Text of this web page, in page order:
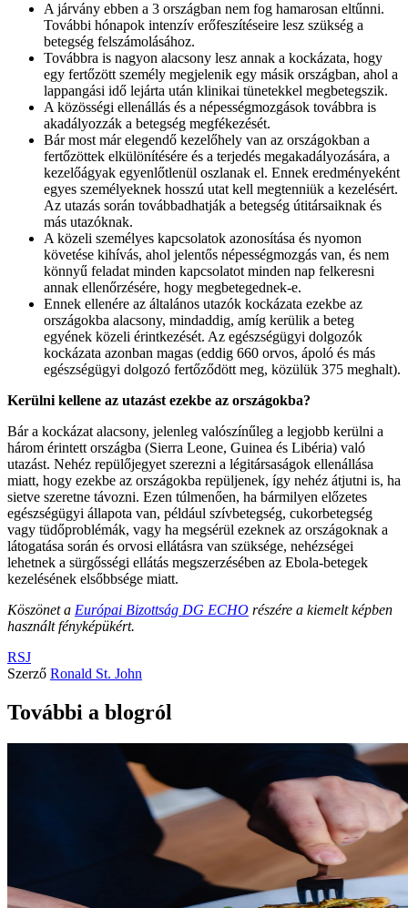
A járvány ebben a 3 országban nem fog hamarosan eltűnni.
További hónapok intenzív erőfeszítéseire lesz szükség a
betegség felszámolásához.
Továbbra is nagyon alacsony lesz annak a kockázata, hogy
egy fertőzött személy megjelenik egy másik országban, ahol a
lappangási idő lejárta után klinikai tünetekkel megbetegszik.
A közösségi ellenállás és a népességmozgások továbbra is
akadályozzák a betegség megfékezését.
Bár most már elegendő kezelőhely van az országokban a
fertőzöttek elkülönítésére és a terjedés megakadályozására, a
kezelőágyak egyenlőtlenül oszlanak el. Ennek eredményeként
egyes személyeknek hosszú utat kell megtenniük a kezelésért.
Az utazás során továbbadhatják a betegség útitársaiknak és
más utazóknak.
A közeli személyes kapcsolatok azonosítása és nyomon
követése kihívás, ahol jelentős népességmozgás van, és nem
könnyű feladat minden kapcsolatot minden nap felkeresni
annak ellenőrzésére, hogy megbetegednek-e.
Ennek ellenére az általános utazók kockázata ezekbe az
országokba alacsony, mindaddig, amíg kerülik a beteg
egyének közeli érintkezését. Az egészségügyi dolgozók
kockázata azonban magas (eddig 660 orvos, ápoló és más
egészségügyi dolgozó fertőződött meg, közülük 375 meghalt).
Kerülni kellene az utazást ezekbe az országokba?
Bár a kockázat alacsony, jelenleg valószínűleg a legjobb kerülni a
három érintett országba (Sierra Leone, Guinea és Libéria) való
utazást. Nehéz repülőjegyet szerezni a légitársaságok ellenállása
miatt, hogy ezekbe az országokba repüljenek, így nehéz átjutni is, ha
sietve szeretne távozni. Ezen túlmenően, ha bármilyen előzetes
egészségügyi állapota van, például szívbetegség, cukorbetegség
vagy tüdőproblémák, vagy ha megsérül ezeknek az országoknak a
látogatása során és orvosi ellátásra van szüksége, nehézségei
lehetnek a sürgősségi ellátás megszerzésében az Ebola-betegek
kezelésének elsőbbsége miatt.
Köszönet a Európai Bizottság DG ECHO részére a kiemelt képben
használt fényképükért.
RSJ
Szerző Ronald St. John
További a blogról